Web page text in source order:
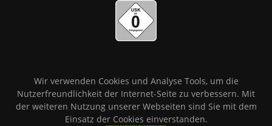
Wir verwenden Cookies und Analyse Tools, um die
Nutzerfreundlichkeit der Internet-Seite zu verbessern. Mit
der weiteren Nutzung unserer Webseiten sind Sie mit dem
Einsatz der Cookies einverstanden.